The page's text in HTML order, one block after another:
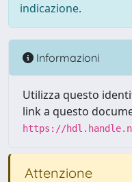
indicazione.
Informazioni
Utilizza questo
link a questo
https://
Attenzione